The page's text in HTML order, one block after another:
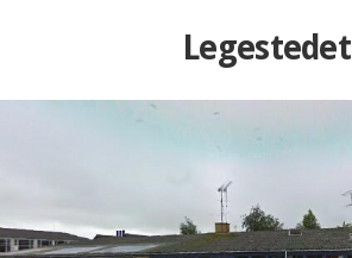
Legestedet